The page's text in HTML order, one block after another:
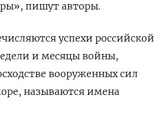
пишут авторы.
успехи российской
и месяцы войны,
вооруженных сил
называются имена